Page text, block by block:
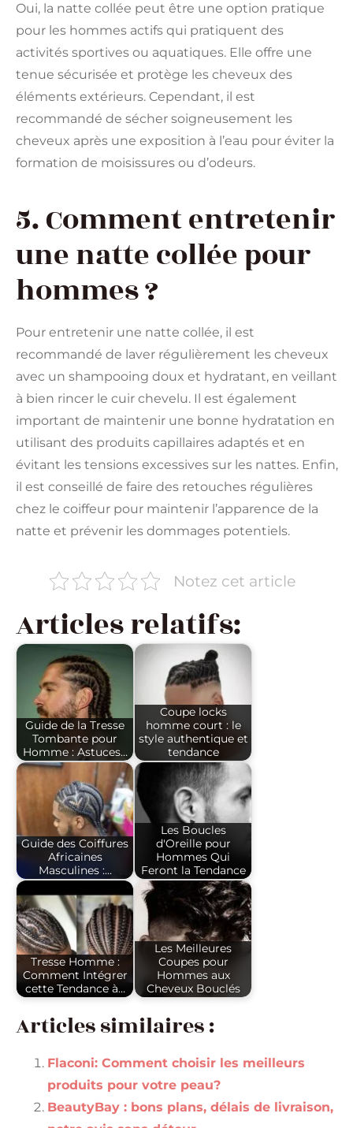
Oui, la natte collée peut être une option pratique
pour les hommes actifs qui pratiquent des
activités sportives ou aquatiques. Elle offre une
tenue sécurisée et protège les cheveux des
éléments extérieurs. Cependant, il est
recommandé de sécher soigneusement les
cheveux après une exposition à l’eau pour éviter la
formation de moisissures ou d’odeurs.
5. Comment entretenir
une natte collée pour
hommes ?
Pour entretenir une natte collée, il est
recommandé de laver régulièrement les cheveux
avec un shampooing doux et hydratant, en veillant
à bien rincer le cuir chevelu. Il est également
important de maintenir une bonne hydratation en
utilisant des produits capillaires adaptés et en
évitant les tensions excessives sur les nattes. Enfin,
il est conseillé de faire des retouches régulières
chez le coiffeur pour maintenir l’apparence de la
natte et prévenir les dommages potentiels.
Notez cet article
Articles relatifs:
Guide de la Tresse
Tombante pour
Homme : Astuces…
Coupe locks
homme court : le
style authentique et
tendance
Guide des Coiffures
Africaines
Masculines :…
Les Boucles
d'Oreille pour
Hommes Qui
Feront la Tendance
Tresse Homme :
Comment Intégrer
cette Tendance à…
Les Meilleures
Coupes pour
Hommes aux
Cheveux Bouclés
Articles similaires :
Flaconi: Comment choisir les meilleurs
produits pour votre peau?
BeautyBay : bons plans, délais de livraison,